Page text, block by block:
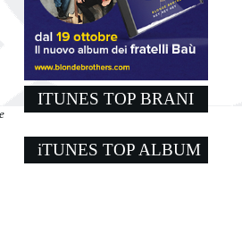
ITUNES TOP BRANI
iTUNES TOP ALBUM